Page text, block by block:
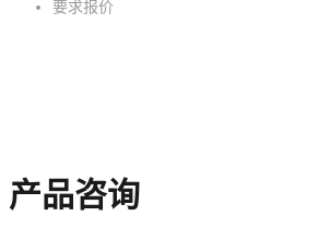
要求报价
产品咨询